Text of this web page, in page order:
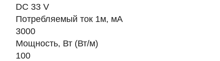
DC 33 V
Потребляемый ток 1м, мА
3000
Мощность, Вт (Вт/м)
100